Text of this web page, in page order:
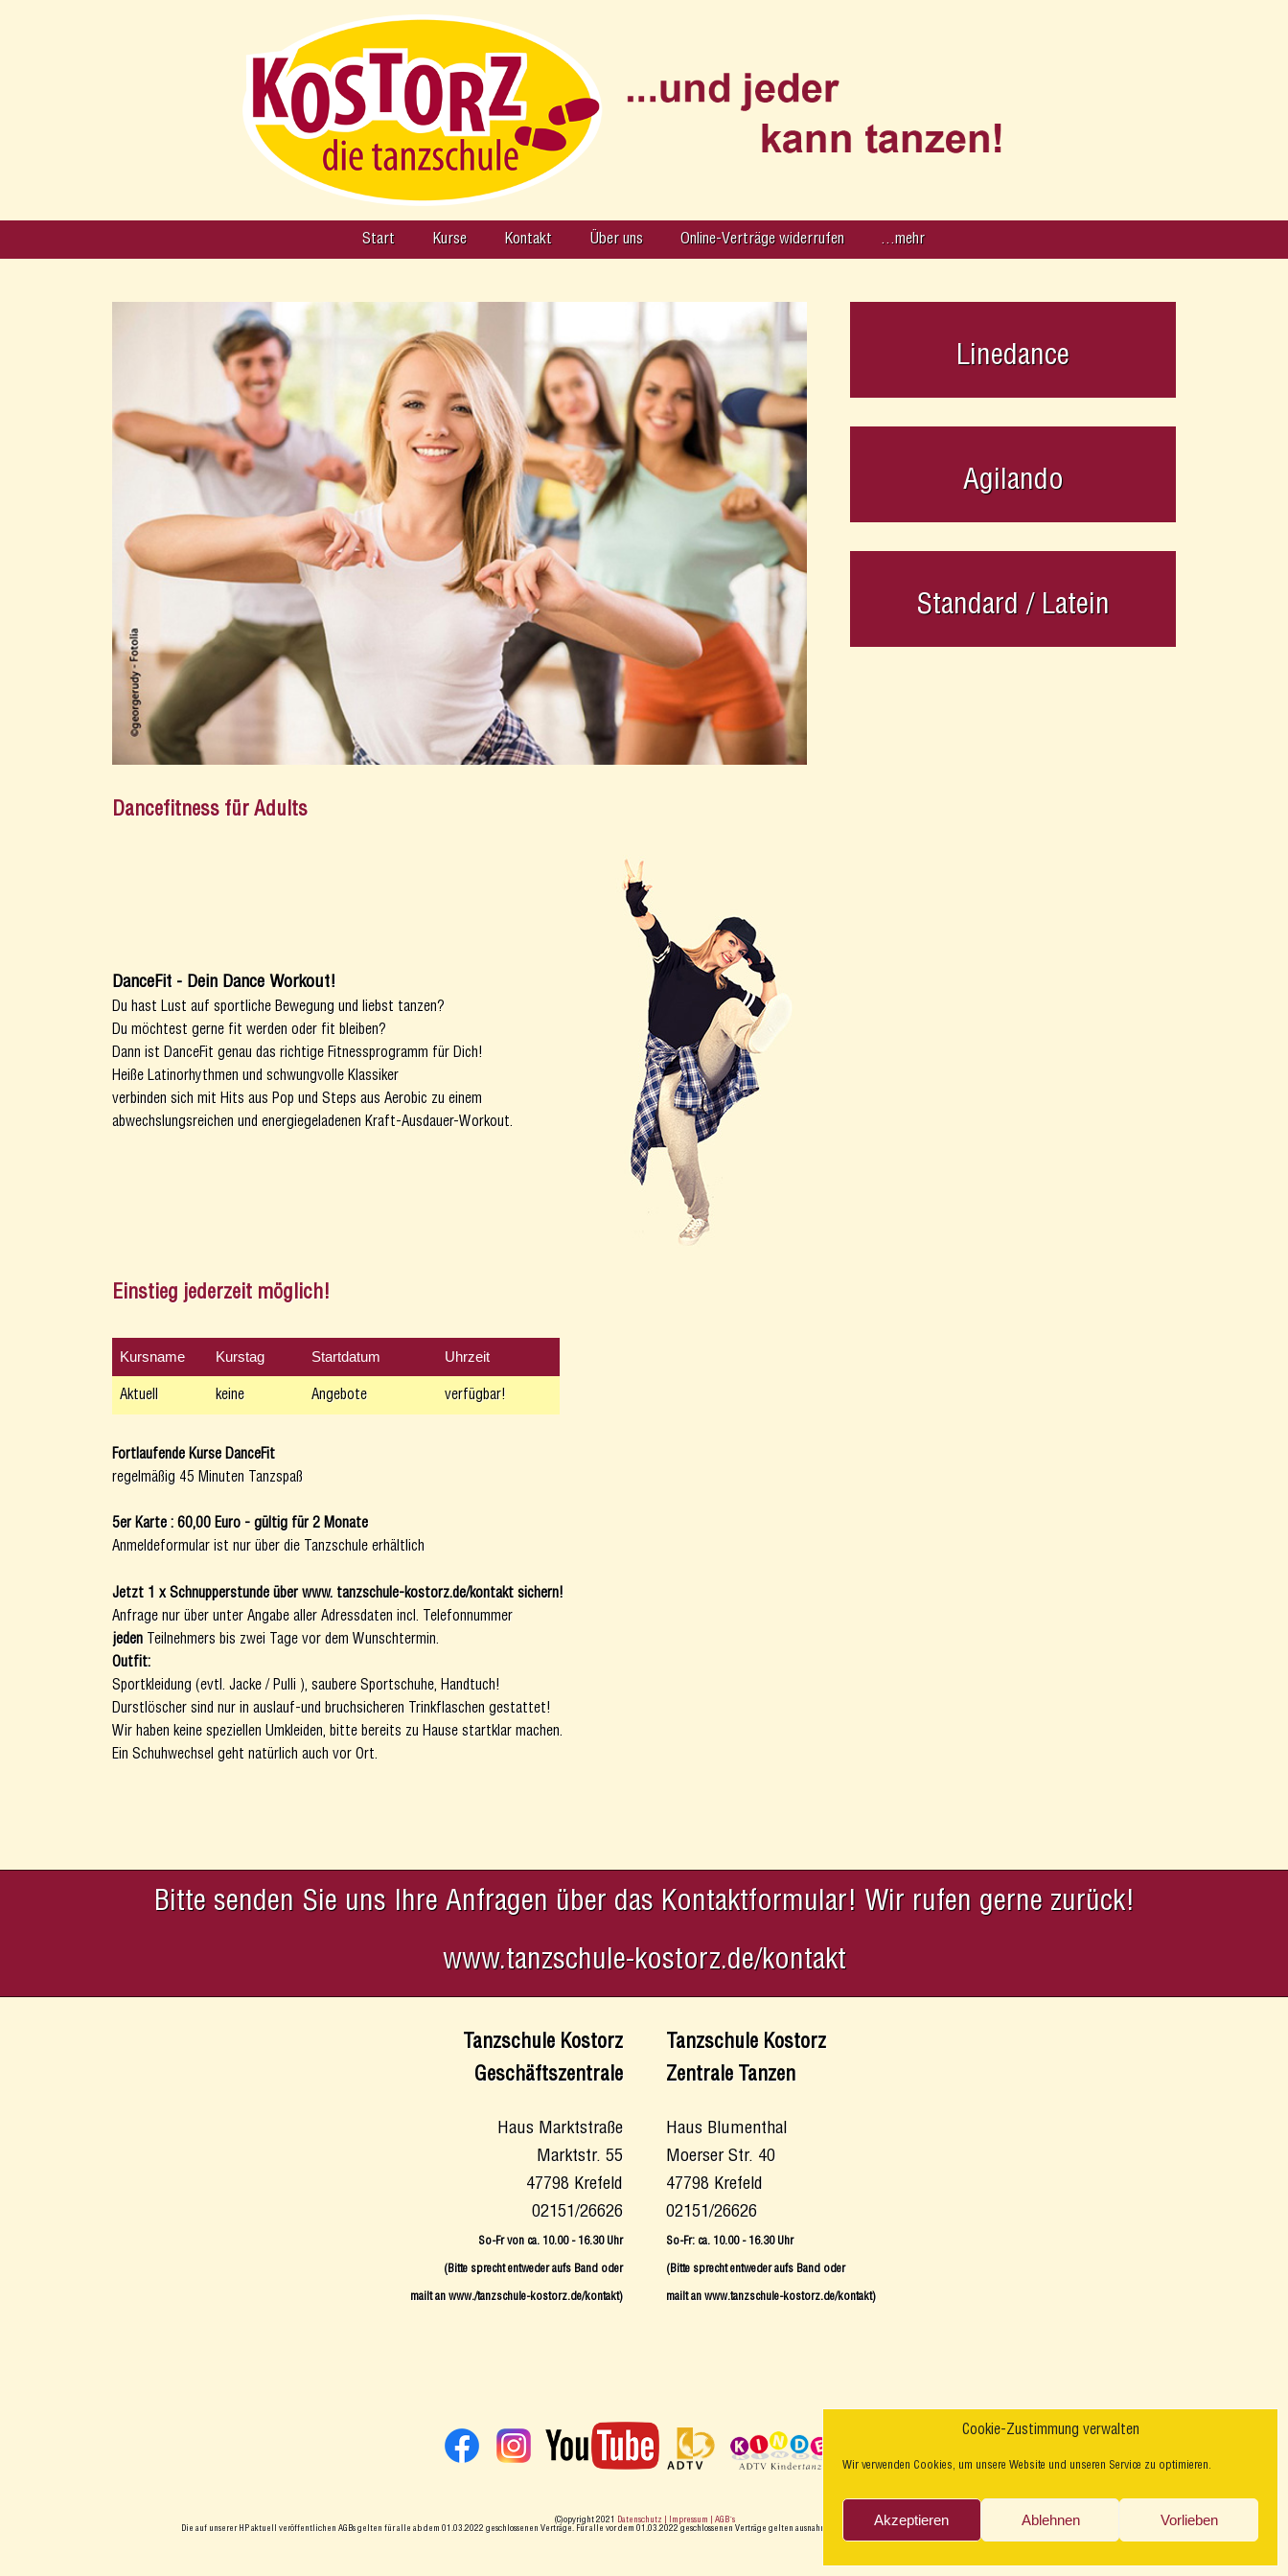
Cookie-Zustimmung verwalten
Wir verwenden Cookies, um unsere Website und unseren Service zu optimieren.
Akzeptieren Ablehnen Vorlieben
Start Kurse Kontakt Über uns Online-Verträge widerrufen …mehr
Dancefitness für Adults
DanceFit - Dein Dance Workout!
Du hast Lust auf sportliche Bewegung und liebst tanzen?
Du möchtest gerne fit werden oder fit bleiben?
Dann ist DanceFit genau das richtige Fitnessprogramm für Dich!
Heiße Latinorhythmen und schwungvolle Klassiker
verbinden sich mit Hits aus Pop und Steps aus Aerobic zu einem
abwechslungsreichen und energiegeladenen Kraft-Ausdauer-Workout.
Einstieg jederzeit möglich!
Kursname Kurstag Startdatum Uhrzeit
Aktuell keine Angebote verfügbar!
Fortlaufende Kurse DanceFit
regelmäßig 45 Minuten Tanzspaß
5er Karte : 60,00 Euro - gültig für 2 Monate
Anmeldeformular ist nur über die Tanzschule erhältlich
Jetzt 1 x Schnupperstunde über www. tanzschule-kostorz.de/kontakt sichern!
Anfrage nur über unter Angabe aller Adressdaten incl. Telefonnummer
jeden Teilnehmers bis zwei Tage vor dem Wunschtermin.
Outfit:
Sportkleidung (evtl. Jacke / Pulli ), saubere Sportschuhe, Handtuch!
Durstlöscher sind nur in auslauf-und bruchsicheren Trinkflaschen gestattet!
Wir haben keine speziellen Umkleiden, bitte bereits zu Hause startklar machen.
Ein Schuhwechsel geht natürlich auch vor Ort.
Linedance
Agilando
Standard / Latein
Bitte senden Sie uns Ihre Anfragen über das Kontaktformular! Wir rufen gerne zurück!
www.tanzschule-kostorz.de/kontakt
Tanzschule Kostorz
Geschäftszentrale
Haus Marktstraße
Marktstr. 55
47798 Krefeld
02151/26626
So-Fr von ca. 10.00 - 16.30 Uhr
(Bitte sprecht entweder aufs Band oder
mailt an www./tanzschule-kostorz.de/kontakt)
Tanzschule Kostorz
Zentrale Tanzen
Haus Blumenthal
Moerser Str. 40
47798 Krefeld
02151/26626
So-Fr: ca. 10.00 - 16.30 Uhr
(Bitte sprecht entweder aufs Band oder
mailt an www.tanzschule-kostorz.de/kontakt)
(C)opyright 2021 Datenschutz | Impressum
| AGB´s
Die auf unserer HP aktuell veröffentlichen AGBs gelten für alle ab dem 01.03.2022 geschlossenen Verträge. Für alle vor dem 01.03.2022 geschlossenen Verträge gelten ausnahmslos die zum Vertragsschluss geltenden AGBs auf der Rückseite des Vertrages.